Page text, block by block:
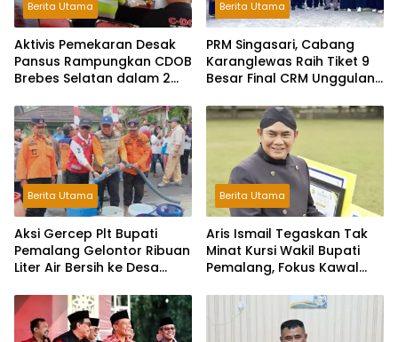
Berita Utama
Aktivis Pemekaran Desak
Pansus Rampungkan CDOB
Brebes Selatan dalam 2
Tritura
Berita Utama
PRM Singasari, Cabang
Karanglewas Raih Tiket 9
Besar Final CRM Unggulan
Berita Utama
Aksi Gercep Plt Bupati
Pemalang Gelontor Ribuan
Liter Air Bersih ke Desa
Berita Utama
Aris Ismail Tegaskan Tak
Minat Kursi Wakil Bupati
Pemalang, Fokus Kawal